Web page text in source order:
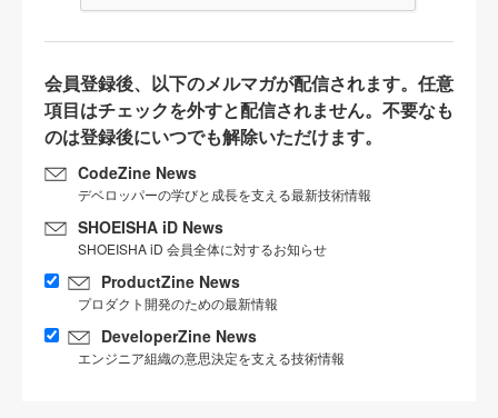
会員登録後、以下のメルマガが配信されます。任意
項目はチェックを外すと配信されません。不要なも
のは登録後にいつでも解除いただけます。
CodeZine News
デベロッパーの学びと成長を支える最新技術情報
SHOEISHA iD News
SHOEISHA iD 会員全体に対するお知らせ
ProductZine News
プロダクト開発のための最新情報
DeveloperZine News
エンジニア組織の意思決定を支える技術情報